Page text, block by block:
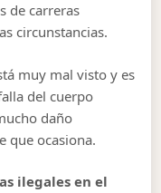
de carreras
circunstancias.
muy mal visto y es
del cuerpo
daño
que ocasiona.
ilegales en el